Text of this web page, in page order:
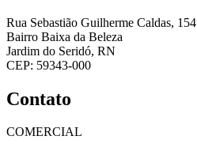
Rua Sebastião Guilherme Caldas, 154
Bairro Baixa da Beleza
Jardim do Seridó, RN
CEP: 59343-000
Contato
COMERCIAL